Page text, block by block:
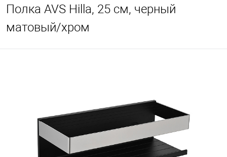
Полка AVS Hilla, 25 см, черный
матовый/хром